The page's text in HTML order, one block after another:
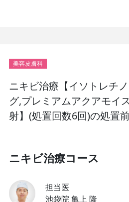
美容皮膚科
ニキビ治療コース
ニキビ治療【イソトレチ
グ,プレミアムアクアモイ
射】(処置回数6回)の処置
担当医
池袋院 亀上 隆